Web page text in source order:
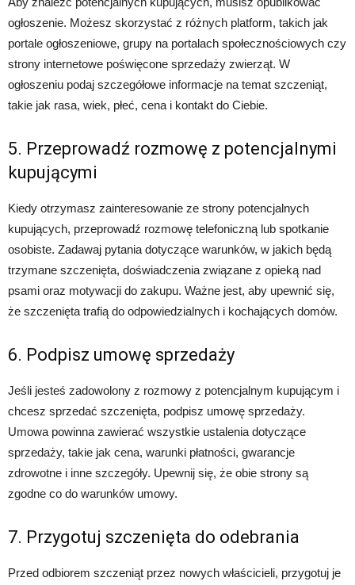
ogłoszenie. Możesz skorzystać z różnych platform, takich jak
portale ogłoszeniowe, grupy na portalach społecznościowych czy
strony internetowe poświęcone sprzedaży zwierząt. W
ogłoszeniu podaj szczegółowe informacje na temat szczeniąt,
takie jak rasa, wiek, płeć, cena i kontakt do Ciebie.
5. Przeprowadź rozmowę z potencjalnymi
kupującymi
Kiedy otrzymasz zainteresowanie ze strony potencjalnych
kupujących, przeprowadź rozmowę telefoniczną lub spotkanie
osobiste. Zadawaj pytania dotyczące warunków, w jakich będą
trzymane szczenięta, doświadczenia związane z opieką nad
psami oraz motywacji do zakupu. Ważne jest, aby upewnić się,
że szczenięta trafią do odpowiedzialnych i kochających domów.
6. Podpisz umowę sprzedaży
Jeśli jesteś zadowolony z rozmowy z potencjalnym kupującym i
chcesz sprzedać szczenięta, podpisz umowę sprzedaży.
Umowa powinna zawierać wszystkie ustalenia dotyczące
sprzedaży, takie jak cena, warunki płatności, gwarancje
zdrowotne i inne szczegóły. Upewnij się, że obie strony są
zgodne co do warunków umowy.
7. Przygotuj szczenięta do odebrania
Przed odbiorem szczeniąt przez nowych właścicieli, przygotuj je